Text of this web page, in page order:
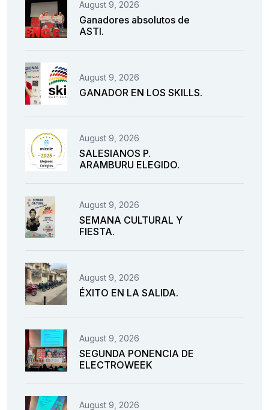
August 9, 2026
Ganadores absolutos de
ASTI.
August 9, 2026
GANADOR EN LOS SKILLS.
August 9, 2026
SALESIANOS P.
ARAMBURU ELEGIDO.
August 9, 2026
SEMANA CULTURAL Y
FIESTA.
August 9, 2026
ÉXITO EN LA SALIDA.
August 9, 2026
SEGUNDA PONENCIA DE
ELECTROWEEK
August 9, 2026